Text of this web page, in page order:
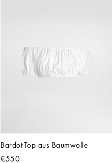
Bardot-Top aus Baumwolle
€550